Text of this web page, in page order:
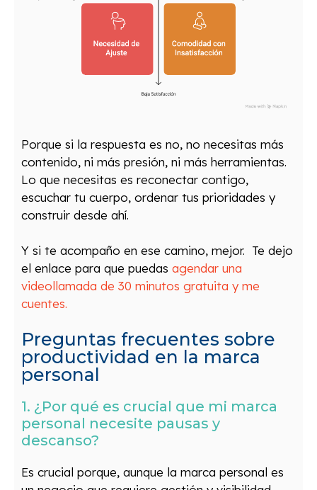
Porque si la respuesta es no, no necesitas más
contenido, ni más presión, ni más herramientas.
Lo que necesitas es reconectar contigo,
escuchar tu cuerpo, ordenar tus prioridades y
construir desde ahí.
Y si te acompaño en ese camino, mejor. Te dejo
el enlace para que puedas agendar una
videollamada de 30 minutos gratuita y me
cuentes.
Preguntas frecuentes sobre
productividad en la marca
personal
1. ¿Por qué es crucial que mi marca
personal necesite pausas y
descanso?
Es crucial porque, aunque la marca personal es